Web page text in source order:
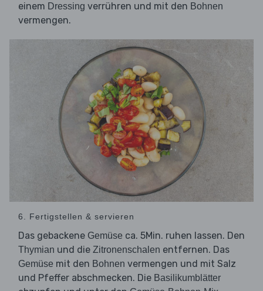
einem Dressing verrühren und mit den Bohnen
vermengen.
6. Fertigstellen & servieren
Das gebackene Gemüse ca. 5Min. ruhen lassen. Den
Thymian und die Zitronenschalen entfernen. Das
Gemüse mit den Bohnen vermengen und mit Salz
und Pfeffer abschmecken. Die Basilikumblätter